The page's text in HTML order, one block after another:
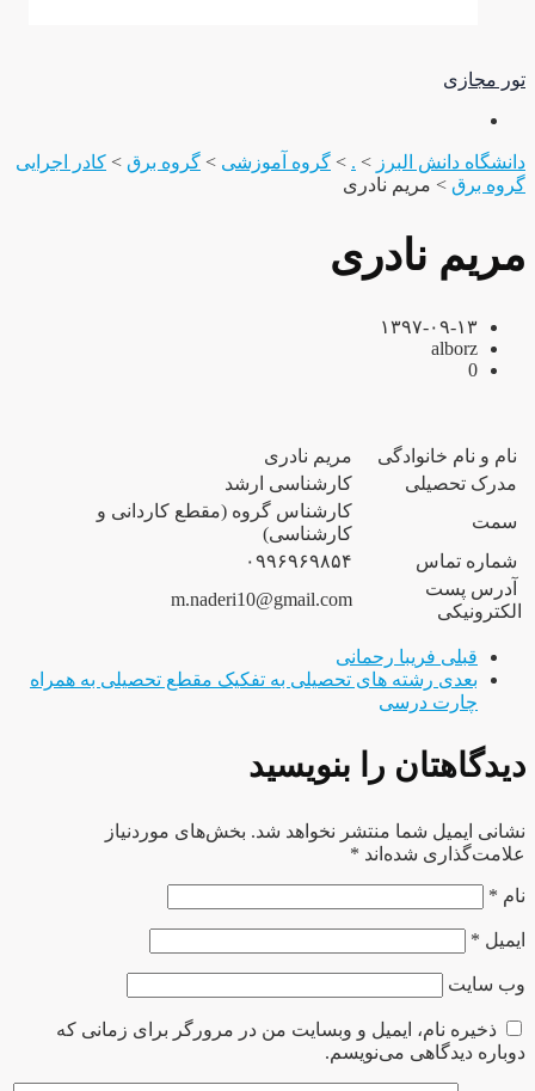
تور مجازی
دانشگاه دانش البرز >
.
> گروه آموزشی > گروه برق > کادر اجرایی
گروه برق > مریم نادری
مریم نادری
۱۳۹۷-۰۹-۱۳
alborz
0
نام و نام خانوادگی
مریم نادری
مدرک تحصیلی
کارشناسی ارشد
سمت
کارشناس گروه (مقطع کاردانی و
کارشناسی)
شماره تماس
۰۹۹۶۹۶۹۸۵۴
آدرس پست
الکترونیکی
m.naderi10@gmail.com
قبلی فریبا رحمانی
بعدی رشته های تحصیلی به تفکیک مقطع تحصیلی به همراه
چارت درسی
دیدگاهتان را بنویسید
نشانی ایمیل شما منتشر نخواهد شد. بخش‌های موردنیاز
علامت‌گذاری شده‌اند *
نام *
ایمیل *
وب‌ سایت
ذخیره نام، ایمیل و وبسایت من در مرورگر برای زمانی که
دوباره دیدگاهی می‌نویسم.